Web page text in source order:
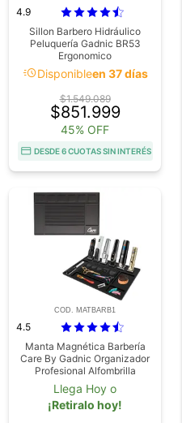
4.9
Sillon Barbero Hidráulico
Peluquería Gadnic BR53
Ergonomico
acuteDisponibleen 37 días
$1.549.089
$851.999
45% OFF
DESDE 6 CUOTAS SIN INTERÉS
COD. MATBARB1
4.5
Manta Magnética Barbería
Care By Gadnic Organizador
Profesional Alfombrilla
Llega Hoy o
¡Retiralo hoy!